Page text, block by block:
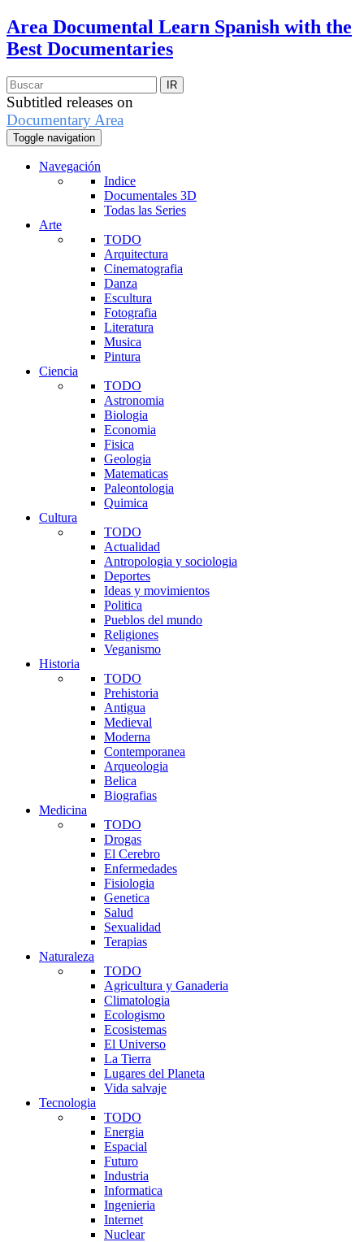
Area Documental Learn Spanish with the
Best Documentaries
Subtitled releases on
Documentary Area
Toggle navigation
Navegación
Indice
Documentales 3D
Todas las Series
Arte
TODO
Arquitectura
Cinematografia
Danza
Escultura
Fotografia
Literatura
Musica
Pintura
Ciencia
TODO
Astronomia
Biologia
Economia
Fisica
Geologia
Matematicas
Paleontologia
Quimica
Cultura
TODO
Actualidad
Antropologia y sociologia
Deportes
Ideas y movimientos
Politica
Pueblos del mundo
Religiones
Veganismo
Historia
TODO
Prehistoria
Antigua
Medieval
Moderna
Contemporanea
Arqueologia
Belica
Biografias
Medicina
TODO
Drogas
El Cerebro
Enfermedades
Fisiologia
Genetica
Salud
Sexualidad
Terapias
Naturaleza
TODO
Agricultura y Ganaderia
Climatologia
Ecologismo
Ecosistemas
El Universo
La Tierra
Lugares del Planeta
Vida salvaje
Tecnologia
TODO
Energia
Espacial
Futuro
Industria
Informatica
Ingenieria
Internet
Nuclear